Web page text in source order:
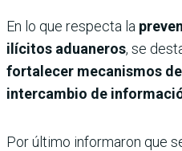
En lo que respecta la
ilícitos aduaneros, se
fortalecer mecanismos
intercambio de
Por último informaron que